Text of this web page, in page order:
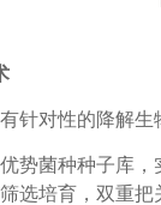
针对性的降解
势菌种种子库
选培育，双重把